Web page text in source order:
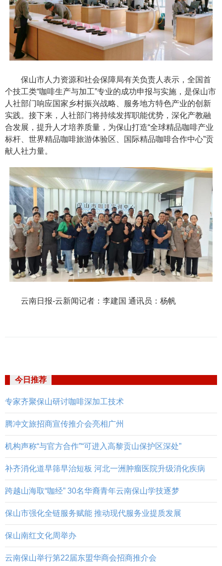
保山市人力资源和社会保障局有关负责人表示，全国首
个技工类“咖啡生产与加工”专业的成功申报与实施，是保山市
人社部门响应国家乡村振兴战略、服务地方特色产业的创新
实践。接下来，人社部门将持续发挥职能优势，深化产教融
合发展，提升人才培养质量，为保山打造“全球精品咖啡产业
标杆、世界精品咖啡旅游体验区、国际精品咖啡合作中心”贡
献人社力量。
云南日报-云新闻记者：李建国 通讯员：杨帆
今日推荐
专家齐聚保山研讨咖啡深加工技术
腾冲文旅招商宣传推介会亮相广州
机构声称“与官方合作”“可进入高黎贡山保护区深处”
补齐消化道早筛早治短板 河北一洲肿瘤医院升级消化疾病
跨越山海取“咖经” 30名华裔青年云南保山学技逐梦
保山市强化全链服务赋能 推动现代服务业提质发展
保山南红文化周举办
云南保山举行第22届东盟华商会招商推介会